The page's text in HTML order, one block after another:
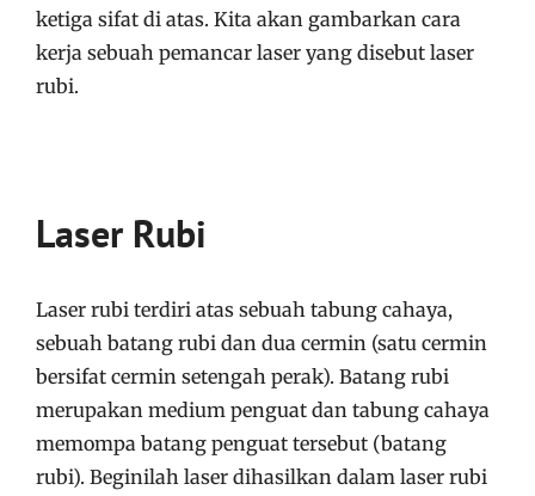
ketiga sifat di atas. Kita akan gambarkan cara
kerja sebuah pemancar laser yang disebut laser
rubi.
Laser Rubi
Laser rubi terdiri atas sebuah tabung cahaya,
sebuah batang rubi dan dua cermin (satu cermin
bersifat cermin setengah perak). Batang rubi
merupakan medium penguat dan tabung cahaya
memompa batang penguat tersebut (batang
rubi). Beginilah laser dihasilkan dalam laser rubi